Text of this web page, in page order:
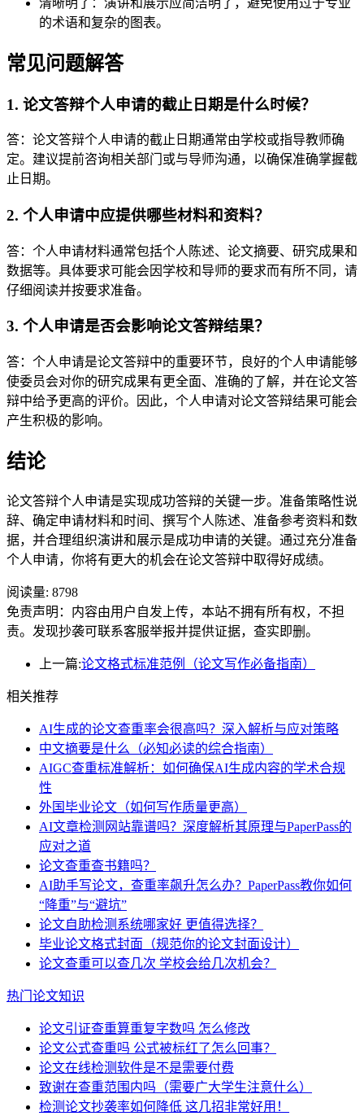
的术语和复杂的图表。
常见问题解答
1. 论文答辩个人申请的截止日期是什么时候？
答：论文答辩个人申请的截止日期通常由学校或指导教师确
定。建议提前咨询相关部门或与导师沟通，以确保准确掌握截
止日期。
2. 个人申请中应提供哪些材料和资料？
答：个人申请材料通常包括个人陈述、论文摘要、研究成果和
数据等。具体要求可能会因学校和导师的要求而有所不同，请
仔细阅读并按要求准备。
3. 个人申请是否会影响论文答辩结果？
答：个人申请是论文答辩中的重要环节，良好的个人申请能够
使委员会对你的研究成果有更全面、准确的了解，并在论文答
辩中给予更高的评价。因此，个人申请对论文答辩结果可能会
产生积极的影响。
结论
论文答辩个人申请是实现成功答辩的关键一步。准备策略性说
辞、确定申请材料和时间、撰写个人陈述、准备参考资料和数
据，并合理组织演讲和展示是成功申请的关键。通过充分准备
个人申请，你将有更大的机会在论文答辩中取得好成绩。
阅读量: 8798
免责声明：内容由用户自发上传，本站不拥有所有权，不担
责。发现抄袭可联系客服举报并提供证据，查实即删。
上一篇:论文格式标准范例（论文写作必备指南）
相关推荐
AI生成的论文查重率会很高吗？深入解析与应对策略
中文摘要是什么（必知必读的综合指南）
AIGC查重标准解析：如何确保AI生成内容的学术合规
性
外国毕业论文（如何写作质量更高）
AI文章检测网站靠谱吗？深度解析其原理与PaperPass的
应对之道
论文查重查书籍吗？
AI助手写论文，查重率飙升怎么办？PaperPass教你如何
“降重”与“避坑”
论文自助检测系统哪家好 更值得选择？
毕业论文格式封面（规范你的论文封面设计）
论文查重可以查几次 学校会给几次机会？
热门论文知识
论文引证查重算重复字数吗 怎么修改
论文公式查重吗 公式被标红了怎么回事？
论文在线检测软件是不是需要付费
致谢在查重范围内吗（需要广大学生注意什么）
检测论文抄袭率如何降低 这几招非常好用！